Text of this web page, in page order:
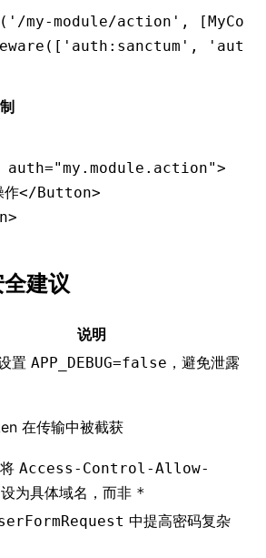
( '/my-module/action' , [
( [ 'auth:sanctum' ,
auth="my.module.action">
作</Button>
>
建议
说明
置 APP_DEBUG=false ，避免泄露
在传输中被截获
Access-Control-Allow-
设为具体域名，而非 *
中提高密码复杂